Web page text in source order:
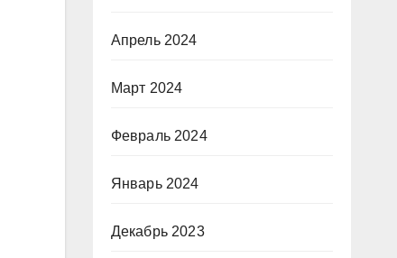
Апрель 2024
Март 2024
Февраль 2024
Январь 2024
Декабрь 2023